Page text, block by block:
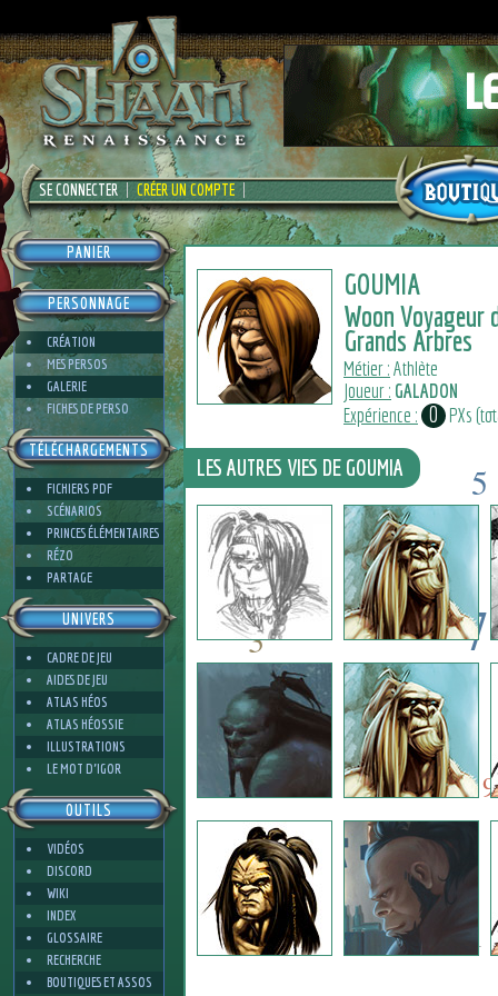
SE CONNECTER CRÉER UN COMPTE
PANIER
PERSONNAGE
CRÉATION
MES PERSOS
GALERIE
FICHES DE PERSO
TÉLÉCHARGEMENTS
FICHIERS PDF
SCÉNARIOS
PRINCES ÉLÉMENTAIRES
RÉZO
PARTAGE
UNIVERS
CADRE DE JEU
AIDES DE JEU
ATLAS HÉOS
ATLAS HÉOSSIE
ILLUSTRATIONS
LE MOT D'IGOR
OUTILS
VIDÉOS
DISCORD
WIKI
INDEX
GLOSSAIRE
RECHERCHE
BOUTIQUES ET ASSOS
GOUMIA
Woon Voyageur
Grands Arbres
Métier :Athlète
Joueur : GALADON
Expérience : 0 PXs
9
6
7
6
1
3
3
3
2
5
LES AUTRES VIES DE GOUMIA